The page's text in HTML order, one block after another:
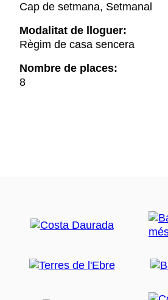
Cap de setmana, Setmanal
Modalitat de lloguer:
Règim de casa sencera
Nombre de places:
8